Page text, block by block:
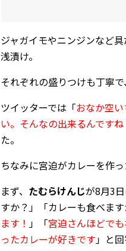
ジャガイモやニンジンなど
浅漬け。
それぞれの盛りつけも丁寧で
ツイッターでは「おなか空い
い。そんなの出来るんですね
た。
ちなみに宮迫がカレーを作
まず、 たむらけんじが8月3
すか？」「カレーも食べま
ます！ 」「宮迫さんほどで
ったカレーが好きです 」と回